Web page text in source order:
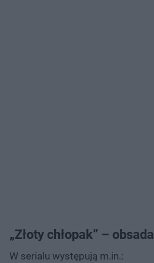
„Złoty chłopak” – obsada
W serialu występują m.in.: